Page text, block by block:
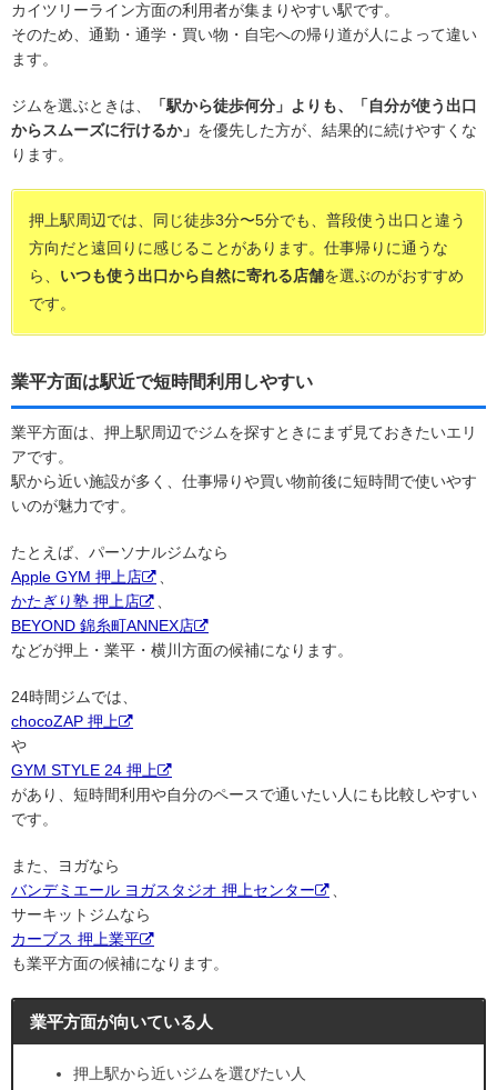
カイツリーライン方面の利用者が集まりやすい駅です。
そのため、通勤・通学・買い物・自宅への帰り道が人によって違い
ます。
ジムを選ぶときは、
「駅から徒歩何分」よりも、「自分が使う出口
からスムーズに行けるか」 を優先した方が、結果的に続けやすくな
ります。
押上駅周辺では、同じ徒歩3分〜5分でも、普段使う出口と違う
方向だと遠回りに感じることがあります。仕事帰りに通うな
ら、 いつも使う出口から自然に寄れる店舗を選ぶのがおすすめ
です。
業平方面は駅近で短時間利用しやすい
業平方面は、押上駅周辺でジムを探すときにまず見ておきたいエリ
アです。
駅から近い施設が多く、仕事帰りや買い物前後に短時間で使いやす
いのが魅力です。
たとえば、パーソナルジムなら
Apple GYM 押上店
かたぎり塾 押上店
BEYOND 錦糸町ANNEX店
などが押上・業平・横川方面の候補になります。
24時間ジムでは、
chocoZAP 押上
や
GYM STYLE 24 押上
があり、短時間利用や自分のペースで通いたい人にも比較しやすい
です。
また、ヨガなら
バンデミエール ヨガスタジオ 押上センター
サーキットジムなら
カーブス 押上業平
も業平方面の候補になります。
業平方面が向いている人
押上駅から近いジムを選びたい人